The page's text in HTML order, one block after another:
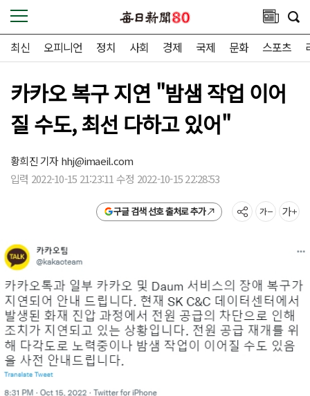
최신 오피니언 정치 사회 경제 국제 문화 스포츠
카카오 복구 지연 "밤샘 작업 이어
질 수도, 최선 다하고 있어"
황희진 기자hhj@imaeil.com
입력 2022-10-15 21:23:11 수정 2022-10-15 22:28:53
구글 검색 선호 출처로 추가